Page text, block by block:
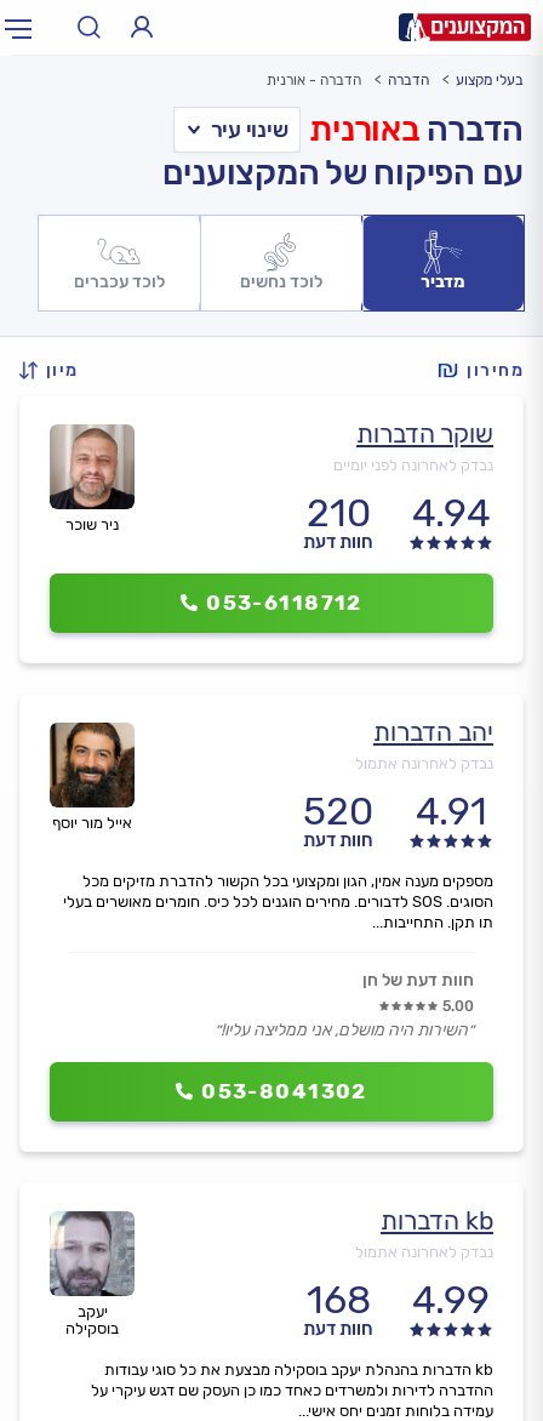
עירעיר: תל אביב, חיפה…
בעלי מקצוע הדברה הדברה - אורנית
הדברה באורנית
עם הפיקוח של המקצוענים
מדביר לוכד נחשים לוכד עכברים
מחירון מיון
ניר שוכר
שוקר הדברות
נבדק לאחרונה לפני יומיים
4.94
210
חוות דעת
053-6118712
אייל מור יוסף
יהב הדברות
נבדק לאחרונה אתמול
4.91
520
חוות דעת
053-8041302
מספקים מענה אמין, הגון ומקצועי בכל הקשור להדברת מזיקים מכל
הסוגים. SOS לדבורים. מחירים הוגנים לכל כיס. חומרים מאושרים בעלי
תו תקן. התחייבות...
חוות דעת של חן
5.00
״השירות היה מושלם, אני ממליצה עליו!״
יעקב
בוסקילה
kb הדברות
נבדק לאחרונה אתמול
4.99
168
חוות דעת
kb הדברות בהנהלת יעקב בוסקילה מבצעת את כל סוגי עבודות
ההדברה לדירות ולמשרדים כאחד כמו כן העסק שם דגש עיקרי על
עמידה בלוחות זמנים יחס אישי...